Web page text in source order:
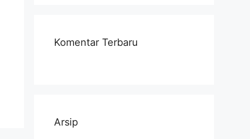
Komentar Terbaru
Arsip